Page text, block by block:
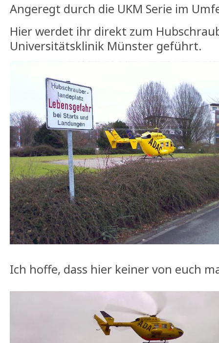
Angeregt durch die UKM Serie im
Hier werdet ihr direkt zum
Universitätsklinik Münster geführt.
Ich hoffe, dass hier keiner von euch